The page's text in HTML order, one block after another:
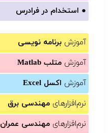
● استخدام در فرادرس
آموزش برنامه نویسی
آموزش متلب Matlab
آموزش اکسل Excel
نرم‌افزارهای مهندسی برق
نرم‌افزارهای مهندسی عمران